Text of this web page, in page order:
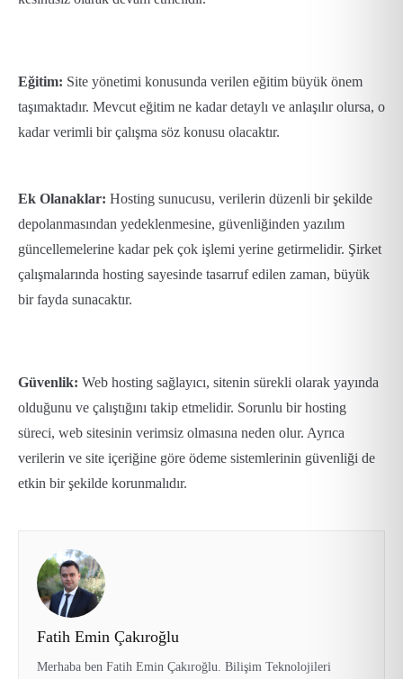
Eğitim: Site yönetimi konusunda verilen eğitim büyük önem
taşımaktadır. Mevcut eğitim ne kadar detaylı ve anlaşılır olursa, o
kadar verimli bir çalışma söz konusu olacaktır.
Ek Olanaklar: Hosting sunucusu, verilerin düzenli bir şekilde
depolanmasından yedeklenmesine, güvenliğinden yazılım
güncellemelerine kadar pek çok işlemi yerine getirmelidir. Şirket
çalışmalarında hosting sayesinde tasarruf edilen zaman, büyük
bir fayda sunacaktır.
Güvenlik: Web hosting sağlayıcı, sitenin sürekli olarak yayında
olduğunu ve çalıştığını takip etmelidir. Sorunlu bir hosting
süreci, web sitesinin verimsiz olmasına neden olur. Ayrıca
verilerin ve site içeriğine göre ödeme sistemlerinin güvenliği de
etkin bir şekilde korunmalıdır.
Fatih Emin Çakıroğlu
Merhaba ben Fatih Emin Çakıroğlu. Bilişim Teknolojileri